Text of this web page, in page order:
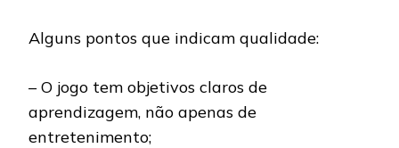
Alguns pontos que indicam qualidade:
– O jogo tem objetivos claros de
aprendizagem, não apenas de
entretenimento;